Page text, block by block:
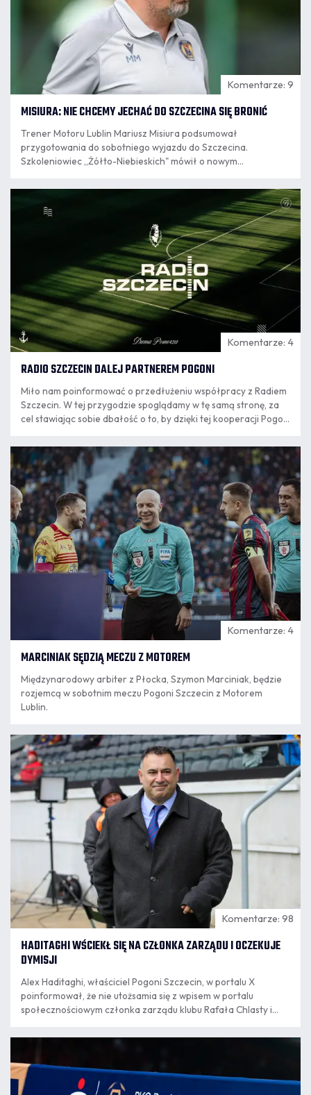
Komentarze: 9
MISIURA: NIE CHCEMY JECHAĆ DO SZCZECINA SIĘ BRONIĆ
Trener Motoru Lublin Mariusz Misiura podsumował
przygotowania do sobotniego wyjazdu do Szczecina.
Szkoleniowiec „Żółto-Niebieskich" mówił o nowym
wygranej Pogoni w Krakowie oraz o stanie zdrowia
Komentarze: 4
RADIO SZCZECIN DALEJ PARTNEREM POGONI
Miło nam poinformować o przedłużeniu współpracy z Radiem
Szczecin. W tej przygodzie spoglądamy w tę samą stronę, za
cel stawiając sobie dbałość o to, by dzięki tej kooperacji Pogoń
czytamy w komunikacie klubu.
06.08
12:54
Komentarze: 4
MARCINIAK SĘDZIĄ MECZU Z MOTOREM
Międzynarodowy arbiter z Płocka, Szymon Marciniak, będzie
rozjemcą w sobotnim meczu Pogoni Szczecin z Motorem
Lublin.
06.08
11:56
Komentarze: 98
HADITAGHI WŚCIEKŁ SIĘ NA CZŁONKA ZARZĄDU I OCZEKUJE
DYMISJI
Alex Haditaghi, właściciel Pogoni Szczecin, w portalu X
poinformował, że nie utożsamia się z wpisem w portalu
społecznościowym członka zarządu klubu Rafała Chlasty i
Chlasta jest także pracownikiem klubu i jak zapowiedział
personalnemu w celu zakończenia współpracy.
11:27